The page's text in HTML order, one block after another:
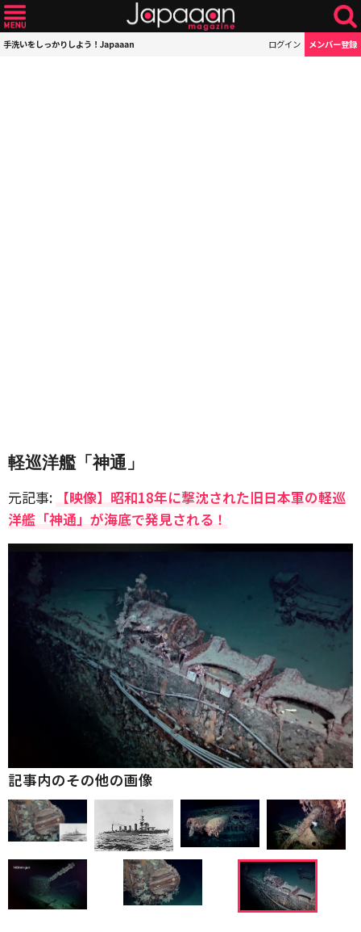
手洗いをしっかりしよう！Japaaan ログイン メンバー登録
軽巡洋艦「神通」
元記事: 【映像】昭和18年に撃沈された旧日本軍の軽巡
洋艦「神通」が海底で発見される！
記事内のその他の画像